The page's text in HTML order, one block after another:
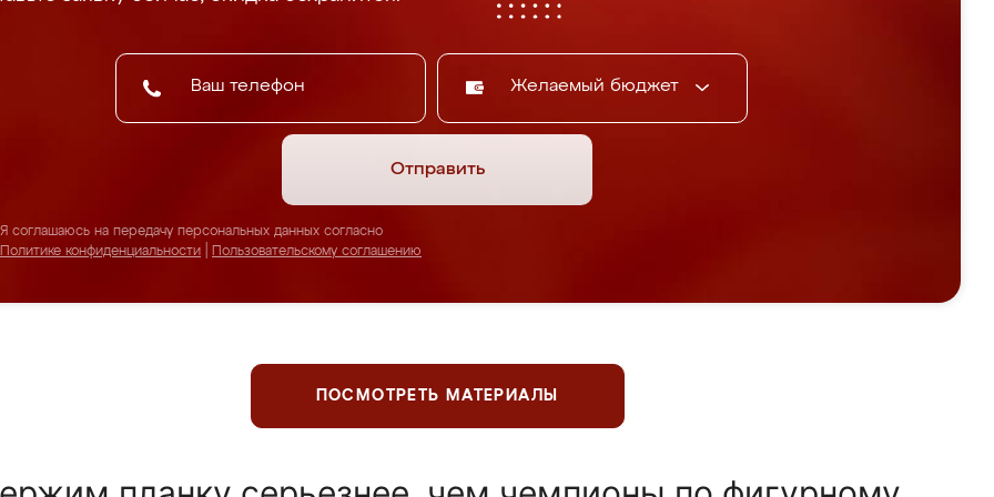
Желаемый бюджет
Отправить
Я соглашаюсь на передачу персональных данных согласно
Политике конфиденциальности
Пользовательскому соглашению
ПОСМОТРЕТЬ МАТЕРИАЛЫ